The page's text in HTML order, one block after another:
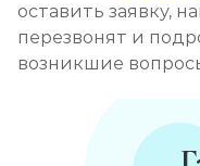
оставить заявку,
перезвонят и
возникшие